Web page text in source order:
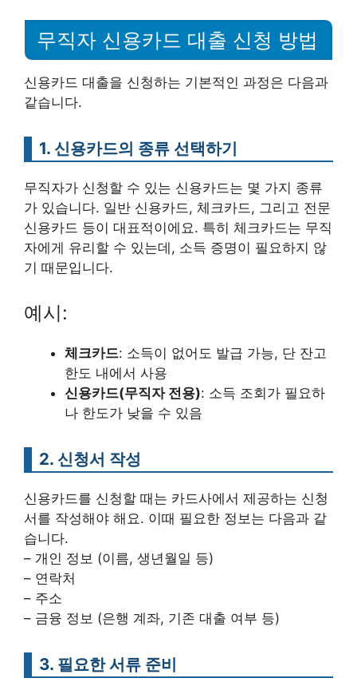
무직자 신용카드 대출 신청 방법
신용카드 대출을 신청하는 기본적인 과정은 다음과
같습니다.
1. 신용카드의 종류 선택하기
무직자가 신청할 수 있는 신용카드는 몇 가지 종류
가 있습니다. 일반 신용카드, 체크카드, 그리고 전문
신용카드 등이 대표적이에요. 특히 체크카드는 무직
자에게 유리할 수 있는데, 소득 증명이 필요하지 않
기 때문입니다.
예시:
체크카드: 소득이 없어도 발급 가능, 단 잔고
한도 내에서 사용
신용카드(무직자 전용): 소득 조회가 필요하
나 한도가 낮을 수 있음
2. 신청서 작성
신용카드를 신청할 때는 카드사에서 제공하는 신청
서를 작성해야 해요. 이때 필요한 정보는 다음과 같
습니다.
– 개인 정보 (이름, 생년월일 등)
– 연락처
– 주소
– 금융 정보 (은행 계좌, 기존 대출 여부 등)
3. 필요한 서류 준비